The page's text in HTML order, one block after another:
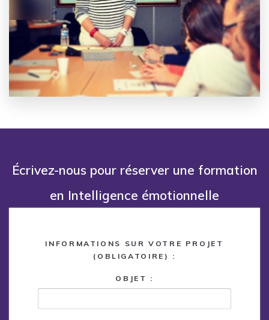
Écrivez-nous pour réserver une formation
en Intelligence émotionnelle
INFORMATIONS SUR VOTRE PROJET
(OBLIGATOIRE) :
OBJET :